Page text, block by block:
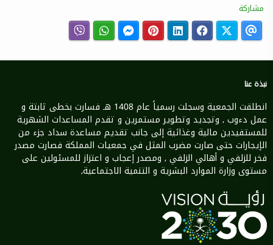
مشاركة
نبذة عنا
انطلقت الجمعية وسجلت رسمياً عام 1408 هـ فسارت بخطى ثابتة و
عمل دءوب , وتجديد وتطوير مستمرين و تقدم المساعدات الشهرية
للمستفيدين مالية وغذائية إلى جانب تقديم مساعدة سداد جزء من
الإيجارات حتى صارت مضرب المثل في جمعيات المملكة فصارت مصدر
فخر للزلفي و أهالي الزلفي , ومصدر إعجاب و اعتزاز للمسئولين على
مستوى وزارة الموارد البشرية و التنمية الاجتماعية,